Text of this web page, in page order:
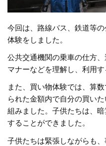
今回は、路線バス、鉄道等
体験をしました。
公共交通機関の乗車の仕方
マナーなどを理解し、利用す
また、買い物体験では、算
られた金額内で自分の買い
組みました。子供たちは、
することができました。
子供たちは緊張しながらも